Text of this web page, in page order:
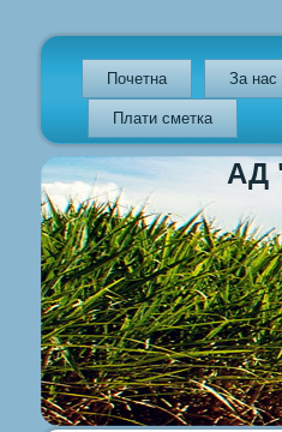
Почетна За нас
Плати сметка
АД